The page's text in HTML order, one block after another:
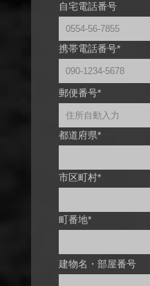
自宅電話番号
携帯電話番号*
郵便番号*
都道府県*
市区町村*
町番地*
建物名・部屋番号